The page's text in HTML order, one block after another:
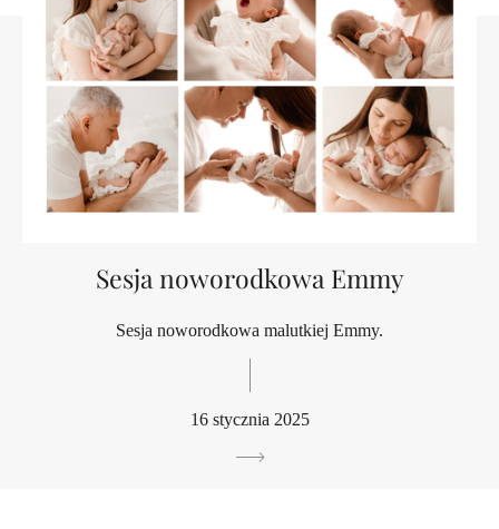
Sesja noworodkowa Emmy
Sesja noworodkowa malutkiej Emmy.
16 stycznia 2025